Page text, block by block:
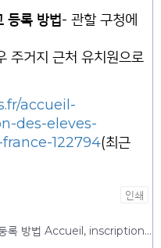
등록 방법- 관할 구청에
주거지 근처 유치원으로
accueil-
des-eleves-
122794(최근
인쇄
11~18세(중고등학생) 파리관할 학교 둥록 방법 Accueil, inscription et scolarisation des élèves nouvellement arrivés en France (collège - lycée)